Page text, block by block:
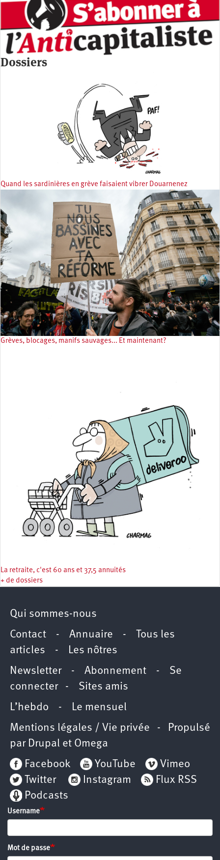
Dossiers
Quand les sardinières en grève faisaient vibrer Douarnenez
Grèves, blocages, manifs sauvages... Et maintenant?
La retraite, c'est 60 ans et 37,5 annuités
+ de dossiers
Qui sommes-nous
Contact - Annuaire - Tous les
articles -
Les nôtres
Newsletter- Abonnement - Se
connecter- Sites amis
L’hebdo -
Le mensuel
Mentions légales / Vie privée - Propulsé
par Drupal et Omega
Facebook
YouTube
Vimeo
Twitter
Instagram
Flux RSS
Podcasts
Username
Mot de passe